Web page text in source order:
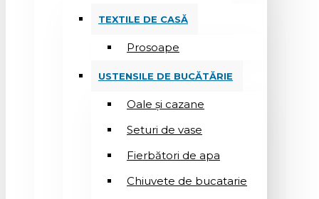
TEXTILE DE CASĂ
Prosoape
USTENSILE DE BUCĂTĂRIE
Oale și cazane
Seturi de vase
Fierbători de apa
Chiuvete de bucatarie